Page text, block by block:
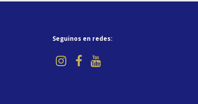
Seguinos en redes: